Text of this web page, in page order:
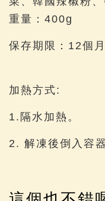
重量：400g
保存期限：12個月
加熱方式:
1.隔水加熱。
2. 解凍後倒入容